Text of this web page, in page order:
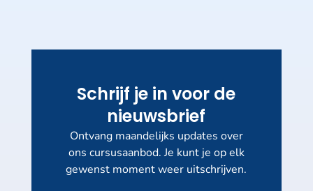
Schrijf je in voor de
nieuwsbrief
Ontvang maandelijks updates over
ons cursusaanbod. Je kunt je op elk
gewenst moment weer uitschrijven.